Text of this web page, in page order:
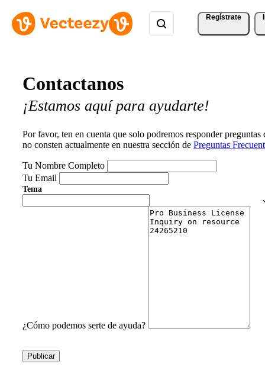
Regístrate
Contactanos
¡Estamos aquí para ayudarte!
Por favor, ten en cuenta que solo podremos responder preguntas
no consten actualmente en nuestra sección de Preguntas
Tu Nombre Completo
Tu Email
Tema
¿Cómo podemos serte de ayuda?
Publicar